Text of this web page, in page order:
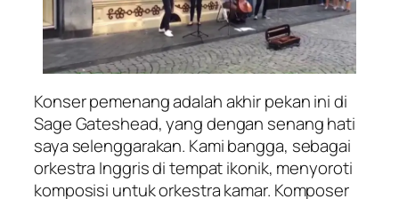
Konser pemenang adalah akhir pekan ini di
Sage Gateshead, yang dengan senang hati
saya selenggarakan. Kami bangga, sebagai
orkestra Inggris di tempat ikonik, menyoroti
komposisi untuk orkestra kamar. Komposer